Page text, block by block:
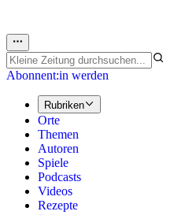
Abonnent:in werden
Rubriken
Orte
Themen
Autoren
Spiele
Podcasts
Videos
Rezepte